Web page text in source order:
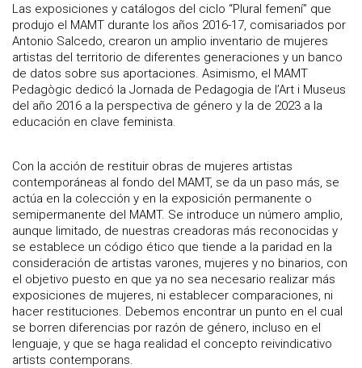
Las exposiciones y catálogos del ciclo “Plural femení” que
produjo el MAMT durante los años 2016-17, comisariados por
Antonio Salcedo, crearon un amplio inventario de mujeres
artistas del territorio de diferentes generaciones y un banco
de datos sobre sus aportaciones. Asimismo, el MAMT
Pedagògic dedicó la Jornada de Pedagogia de l’Art i Museus
del año 2016 a la perspectiva de género y la de 2023 a la
educación en clave feminista.
Con la acción de restituir obras de mujeres artistas
contemporáneas al fondo del MAMT, se da un paso más, se
actúa en la colección y en la exposición permanente o
semipermanente del MAMT. Se introduce un número amplio,
aunque limitado, de nuestras creadoras más reconocidas y
se establece un código ético que tiende a la paridad en la
consideración de artistas varones, mujeres y no binarios, con
el objetivo puesto en que ya no sea necesario realizar más
exposiciones de mujeres, ni establecer comparaciones, ni
hacer restituciones. Debemos encontrar un punto en el cual
se borren diferencias por razón de género, incluso en el
lenguaje, y que se haga realidad el concepto reivindicativo
artists contemporans.